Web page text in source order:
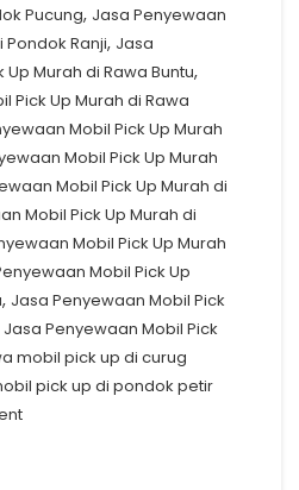
Pucung, Jasa Penyewaan
Pondok Ranji, Jasa
Murah di Rawa Buntu,
Pick Up Murah di Rawa
Mobil Pick Up Murah
Mobil Pick Up Murah
Mobil Pick Up Murah di
Mobil Pick Up Murah di
Mobil Pick Up Murah
Mobil Pick Up
, Jasa Penyewaan Mobil Pick
Jasa Penyewaan Mobil Pick
mobil pick up di curug
pick up di pondok petir